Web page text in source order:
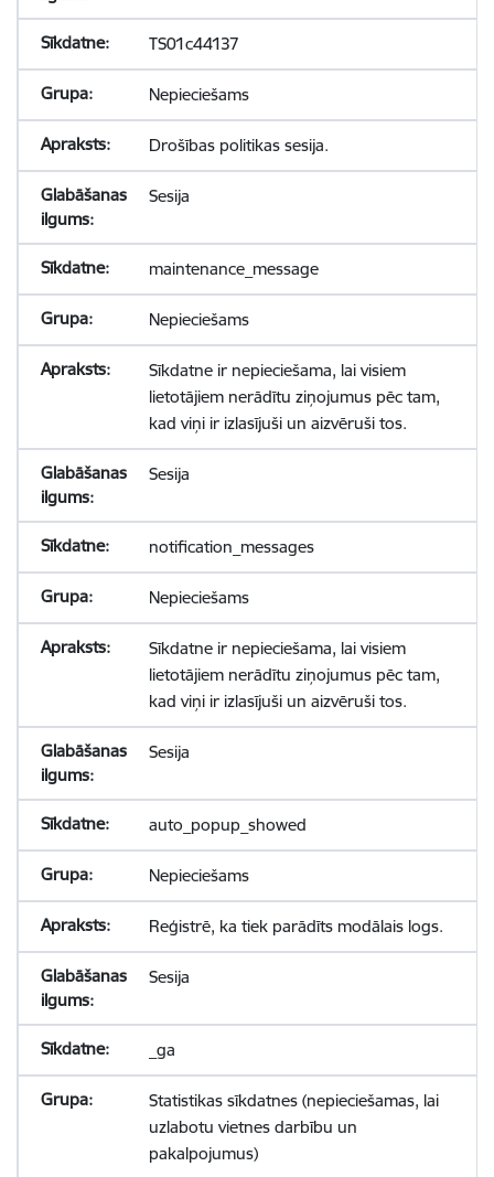
TS01c44137
Nepieciešams
Drošības politikas sesija.
Sesija
maintenance_message
Nepieciešams
Sīkdatne ir nepieciešama, lai visiem
lietotājiem nerādītu ziņojumus pēc tam,
kad viņi ir izlasījuši un aizvēruši tos.
Sesija
notification_messages
Nepieciešams
Sīkdatne ir nepieciešama, lai visiem
lietotājiem nerādītu ziņojumus pēc tam,
kad viņi ir izlasījuši un aizvēruši tos.
Sesija
auto_popup_showed
Nepieciešams
Reģistrē, ka tiek parādīts modālais logs.
Sesija
_ga
Statistikas sīkdatnes (nepieciešamas, lai
uzlabotu vietnes darbību un
pakalpojumus)